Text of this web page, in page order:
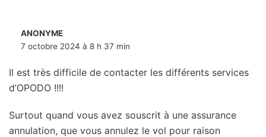
ANONYME
7 octobre 2024 à 8 h 37 min
Il est très difficile de contacter les différents services
d’OPODO !!!!
Surtout quand vous avez souscrit à une assurance
annulation, que vous annulez le vol pour raison